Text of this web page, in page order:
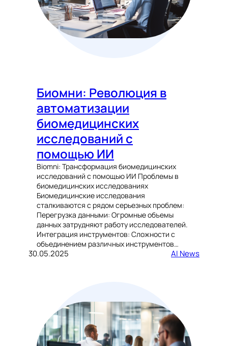
Биомни: Революция в
автоматизации
биомедицинских
исследований с
помощью ИИ
Biomni: Трансформация биомедицинских
исследований с помощью ИИ Проблемы в
биомедицинских исследованиях
Биомедицинские исследования
сталкиваются с рядом серьезных проблем:
Перегрузка данными: Огромные объемы
данных затрудняют работу исследователей.
Интеграция инструментов: Сложности с
объединением различных инструментов…
30.05.2025 AI News